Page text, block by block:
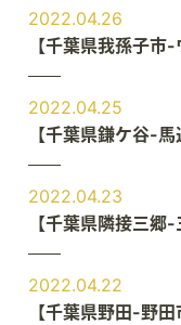
2022.04.26
【千葉県我孫子市
2022.04.25
【千葉県鎌ケ谷-馬
2022.04.23
【千葉県隣接三郷
2022.04.22
【千葉県野田-野田